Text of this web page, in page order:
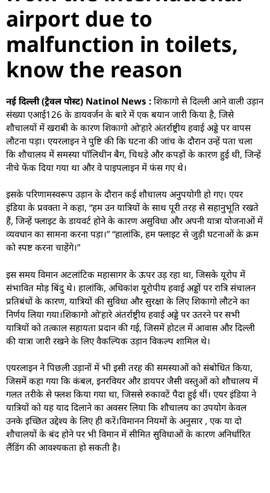
airport due to
malfunction in toilets,
know the reason
नई दिल्ली (ट्रैवल पोस्ट) Natinol News : शिकागो से दिल्ली आने वाली उड़ान
संख्या एआई126 के डायवर्जन के बारे में एक बयान जारी किया है, जिसे
शौचालयों में खराबी के कारण शिकागो ओ’हारे अंतर्राष्ट्रीय हवाई अड्डे पर वापस
लौटना पड़ा। एयरलाइन ने पुष्टि की कि घटना की जांच के दौरान उन्हें पता चला
कि शौचालय में समस्या पॉलिथीन बैग, चिथड़े और कपड़ों के कारण हुई थी, जिन्हें
नीचे फेंक दिया गया था और वे पाइपलाइन में फंस गए थे।
इसके परिणामस्वरूप उड़ान के दौरान कई शौचालय अनुपयोगी हो गए। एयर
इंडिया के प्रवक्ता ने कहा, “हम उन यात्रियों के साथ पूरी तरह से सहानुभूति रखते
हैं, जिन्हें फ्लाइट के डायवर्ट होने के कारण असुविधा और अपनी यात्रा योजनाओं में
व्यवधान का सामना करना पड़ा।” “हालांकि, हम फ्लाइट से जुड़ी घटनाओं के क्रम
को स्पष्ट करना चाहेंगे।”
इस समय विमान अटलांटिक महासागर के ऊपर उड़ रहा था, जिसके यूरोप में
संभावित मोड़ बिंदु थे। हालांकि, अधिकांश यूरोपीय हवाई अड्डों पर रात्रि संचालन
प्रतिबंधों के कारण, यात्रियों की सुविधा और सुरक्षा के लिए शिकागो लौटने का
निर्णय लिया गया।शिकागो ओ’हारे अंतर्राष्ट्रीय हवाई अड्डे पर उतरने पर सभी
यात्रियों को तत्काल सहायता प्रदान की गई, जिसमें होटल में आवास और दिल्ली
की यात्रा जारी रखने के लिए वैकल्पिक उड़ान विकल्प शामिल थे।
एयरलाइन ने पिछली उड़ानों में भी इसी तरह की समस्याओं को संबोधित किया,
जिसमें कहा गया कि कंबल, इनरवियर और डायपर जैसी वस्तुओं को शौचालय में
गलत तरीके से फ्लश किया गया था, जिससे रुकावटें पैदा हुई थीं। एयर इंडिया ने
यात्रियों को यह याद दिलाने का अवसर लिया कि शौचालय का उपयोग केवल
उनके इच्छित उद्देश्य के लिए ही करें।विमानन नियमों के अनुसार , एक या दो
शौचालयों के बंद होने पर भी विमान में सीमित सुविधाओं के कारण अनिर्धारित
लैंडिंग की आवश्यकता हो सकती है।